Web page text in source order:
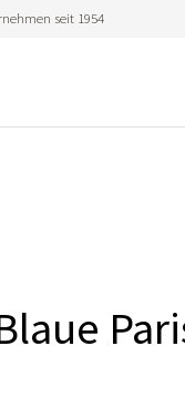
seit 1954